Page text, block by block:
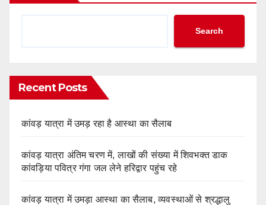
Search
Recent Posts
कांवड़ यात्रा में उमड़ रहा है आस्था का सैलाब
कांवड़ यात्रा अंतिम चरण में, लाखों की संख्या में शिवभक्त डाक
कांवड़िया पवित्र गंगा जल लेने हरिद्वार पहुंच रहे
कांवड़ यात्रा में उमड़ा आस्था का सैलाब, व्यवस्थाओं से श्रद्धालु